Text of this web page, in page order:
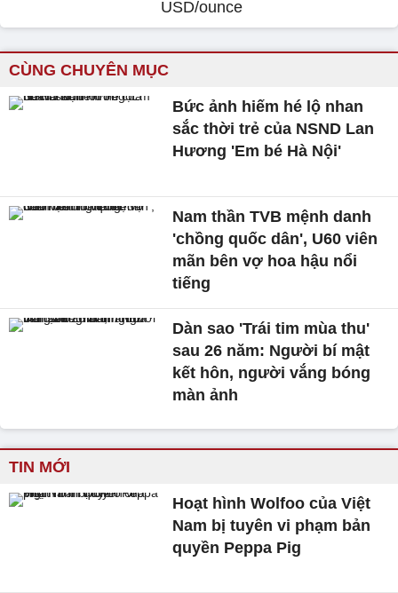
USD/ounce
CÙNG CHUYÊN MỤC
Bức ảnh hiếm hé lộ nhan
sắc thời trẻ của NSND Lan
Hương 'Em bé Hà Nội'
Nam thần TVB mệnh danh
'chồng quốc dân', U60 viên
mãn bên vợ hoa hậu nổi
tiếng
Dàn sao 'Trái tim mùa thu'
sau 26 năm: Người bí mật
kết hôn, người vắng bóng
màn ảnh
TIN MỚI
Hoạt hình Wolfoo của Việt
Nam bị tuyên vi phạm bản
quyền Peppa Pig